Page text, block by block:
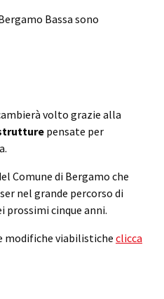
Bassa sono
volto grazie alla
pensate per
Comune di Bergamo che
nel grande percorso di
cinque anni.
modifiche viabilistiche clicca